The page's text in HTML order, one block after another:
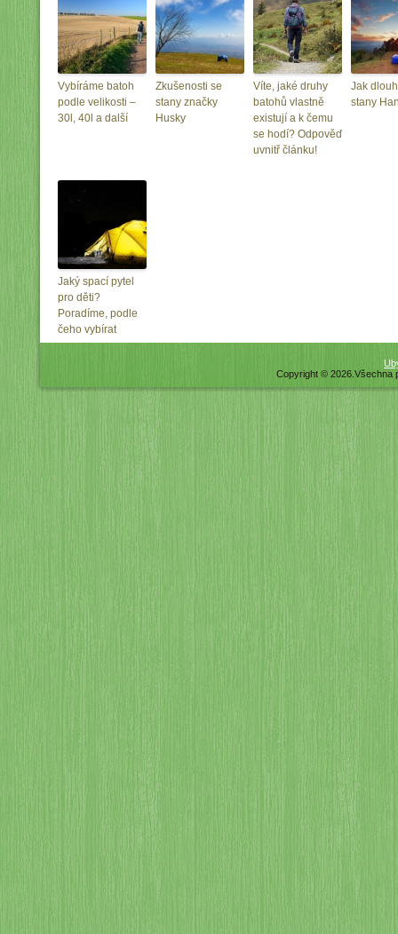
Vybíráme batoh
podle velikosti –
30l, 40l a další
Zkušenosti se
stany značky
Husky
Víte, jaké druhy
batohů vlastně
existují a k čemu
se hodí? Odpověď
uvnitř článku!
Jak
stany
Jaký spací pytel
pro děti?
Poradíme, podle
čeho vybírat
Copyright © 2026.Všechna